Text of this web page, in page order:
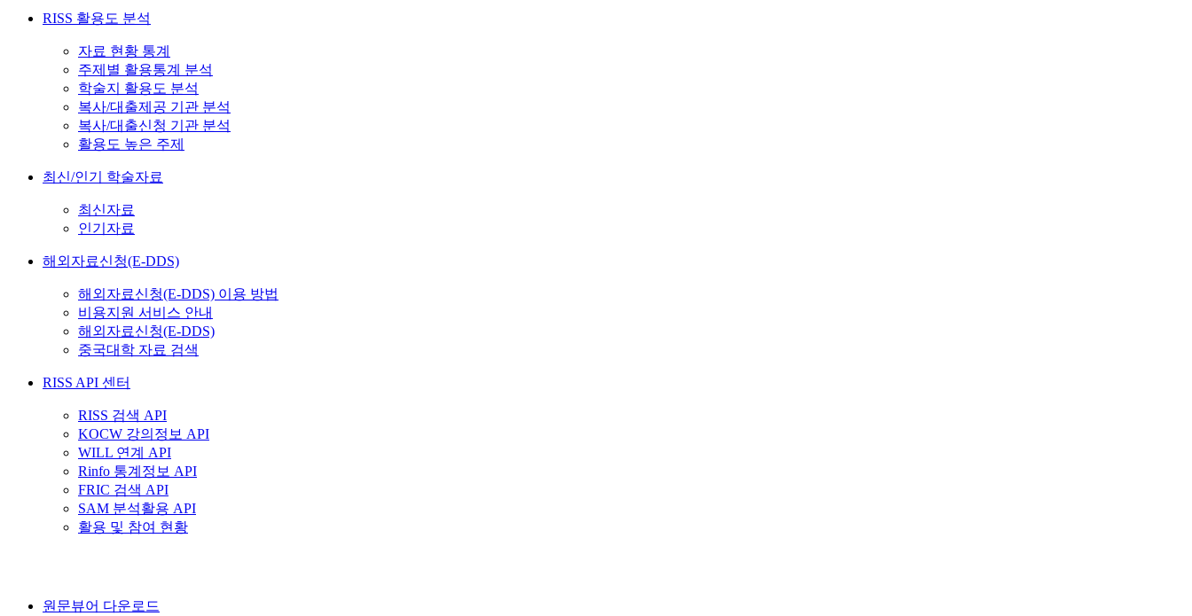
RISS 활용도 분석
자료 현황 통계
주제별 활용통계 분석
학술지 활용도 분석
복사/대출제공 기관 분석
복사/대출신청 기관 분석
활용도 높은 주제
최신/인기 학술자료
최신자료
인기자료
해외자료신청(E-DDS)
해외자료신청(E-DDS) 이용 방법
비용지원 서비스 안내
해외자료신청(E-DDS)
중국대학 자료 검색
RISS API 센터
RISS 검색 API
KOCW 강의정보 API
WILL 연계 API
Rinfo 통계정보 API
FRIC 검색 API
SAM 분석활용 API
활용 및 참여 현황
원문뷰어 다운로드